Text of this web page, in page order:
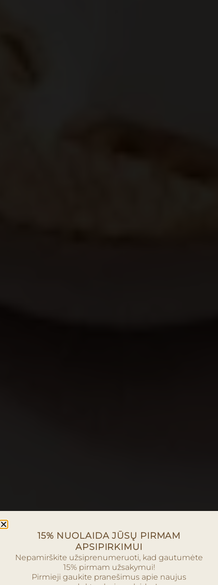
15% NUOLAIDA JŪSŲ PIRMAM
APSIPIRKIMUI
Nepamirškite užsiprenumeruoti, kad gautumėte
15% pirmam užsakymui!
Pirmieji gaukite pranešimus apie naujus